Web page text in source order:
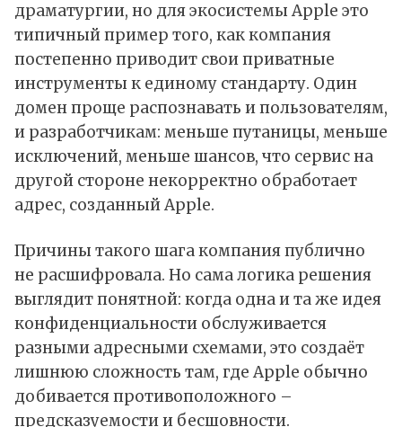
драматургии, но для экосистемы Apple это
типичный пример того, как компания
постепенно приводит свои приватные
инструменты к единому стандарту. Один
домен проще распознавать и пользователям,
и разработчикам: меньше путаницы, меньше
исключений, меньше шансов, что сервис на
другой стороне некорректно обработает
адрес, созданный Apple.
Причины такого шага компания публично
не расшифровала. Но сама логика решения
выглядит понятной: когда одна и та же идея
конфиденциальности обслуживается
разными адресными схемами, это создаёт
лишнюю сложность там, где Apple обычно
добивается противоположного –
предсказуемости и бесшовности.